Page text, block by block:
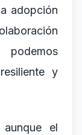
adopción
podemos
y
el